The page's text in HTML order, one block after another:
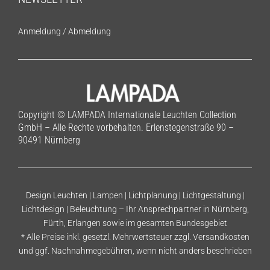
Anmeldung / Abmeldung
Copyright © LAMPADA Internationale Leuchten Collection
GmbH – Alle Rechte vorbehalten. Erlenstegenstraße 90 –
90491 Nürnberg
Design Leuchten | Lampen | Lichtplanung | Lichtgestaltung |
Lichtdesign | Beleuchtung – Ihr Ansprechpartner in Nürnberg,
Fürth, Erlangen sowie im gesamten Bundesgebiet
* Alle Preise inkl. gesetzl. Mehrwertsteuer zzgl. Versandkosten
und ggf. Nachnahmegebühren, wenn nicht anders beschrieben